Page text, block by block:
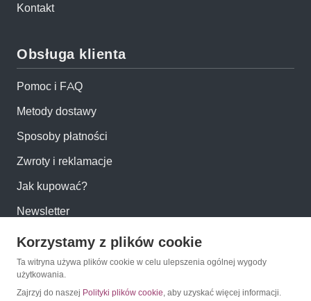
Kontakt
Obsługa klienta
Pomoc i FAQ
Metody dostawy
Sposoby płatności
Zwroty i reklamacje
Jak kupować?
Newsletter
Konto
Moje konto
Korzystamy z plików cookie
Ta witryna używa plików cookie w celu ulepszenia ogólnej wygody
użytkowania.
Zajrzyj do naszej Polityki plików cookie, aby uzyskać więcej informacji.